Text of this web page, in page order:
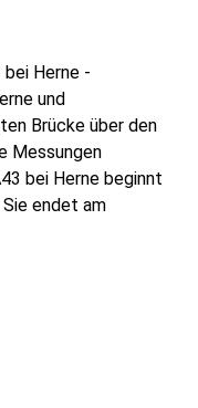
Herne -
und
Brücke über den
Messungen
bei Herne beginnt
Sie endet am